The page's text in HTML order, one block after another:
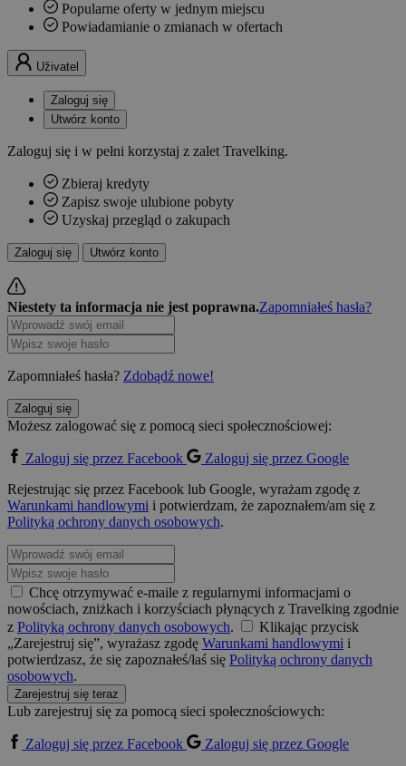
Popularne oferty w jednym miejscu
Powiadamianie o zmianach w ofertach
Uživatel
Zaloguj się
Utwórz konto
Zaloguj się i w pełni korzystaj z zalet Travelking.
Zbieraj kredyty
Zapisz swoje ulubione pobyty
Uzyskaj przegląd o zakupach
Zaloguj się Utwórz konto
Niestety ta informacja nie jest poprawna.Zapomniałeś hasła?
Zapomniałeś hasła? Zdobądź nowe!
Zaloguj się
Możesz zalogować się z pomocą sieci społecznościowej:
Zaloguj się przez Facebook
Zaloguj się przez Google
Rejestrując się przez Facebook lub Google, wyrażam zgodę z
Warunkami handlowymi i potwierdzam, że zapoznałem/am się z
Polityką ochrony danych osobowych.
Chcę otrzymywać e-maile z regularnymi informacjami o
nowościach, zniżkach i korzyściach płynących z Travelking zgodnie
z Polityką ochrony danych osobowych.
Klikając przycisk
„Zarejestruj się”, wyrażasz zgodę Warunkami handlowymi i
potwierdzasz, że się zapoznałeś/łaś się Polityką ochrony danych
osobowych.
Zarejestruj się teraz
Lub zarejestruj się za pomocą sieci społecznościowych:
Zaloguj się przez Facebook
Zaloguj się przez Google